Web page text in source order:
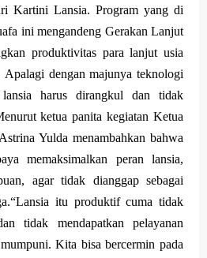
Kartini Lansia. Program yang di
ini mengandeng Gerakan Lanjut
produktivitas para lanjut usia
Apalagi dengan majunya teknologi
harus dirangkul dan tidak
ketua panita kegiatan Ketua
Yulda menambahkan bahwa
memaksimalkan peran lansia,
agar tidak dianggap sebagai
itu produktif cuma tidak
tidak mendapatkan pelayanan
Kita bisa bercermin pada